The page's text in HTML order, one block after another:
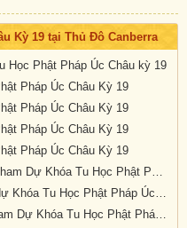
Kỳ 19 tại Thủ Đô Canberra
Học Phật Pháp Úc Châu kỳ 19
Pháp Úc Châu Kỳ 19
Pháp Úc Châu Kỳ 19
Pháp Úc Châu Kỳ 19
Pháp Úc Châu Kỳ 19
Danh Sách Học Viên Ghi Danh Tham Dự Khóa Tu Học Phật Pháp Úc Châu Kỳ 19
Danh Sách Chư Tôn Đức tham dự Khóa Tu Học Phật Pháp Úc Châu kỳ 19 tại Canberra
Danh Sách Phật Tử Học Viên tham Dự Khóa Tu Học Phật Pháp Úc Châu Kỳ 19 tại Canberra